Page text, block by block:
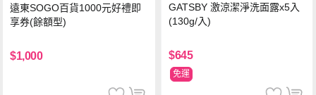
遠東SOGO百貨1000元好禮即
享券(餘額型)
$1,000
GATSBY 激涼潔淨洗面露x5入
(130g/入)
$645
免運